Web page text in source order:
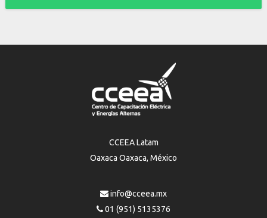
CCEEA Latam
Oaxaca Oaxaca, México
info@cceea.mx
01 (951) 5135376